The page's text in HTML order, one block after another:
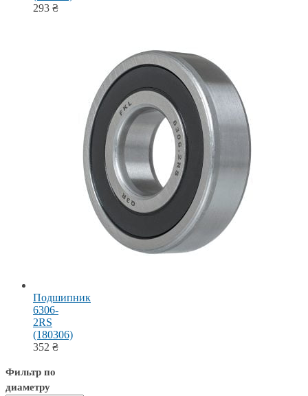
293 ₴
Подшипник
6306-
2RS
(180306)
352 ₴
Фильтр по
диаметру